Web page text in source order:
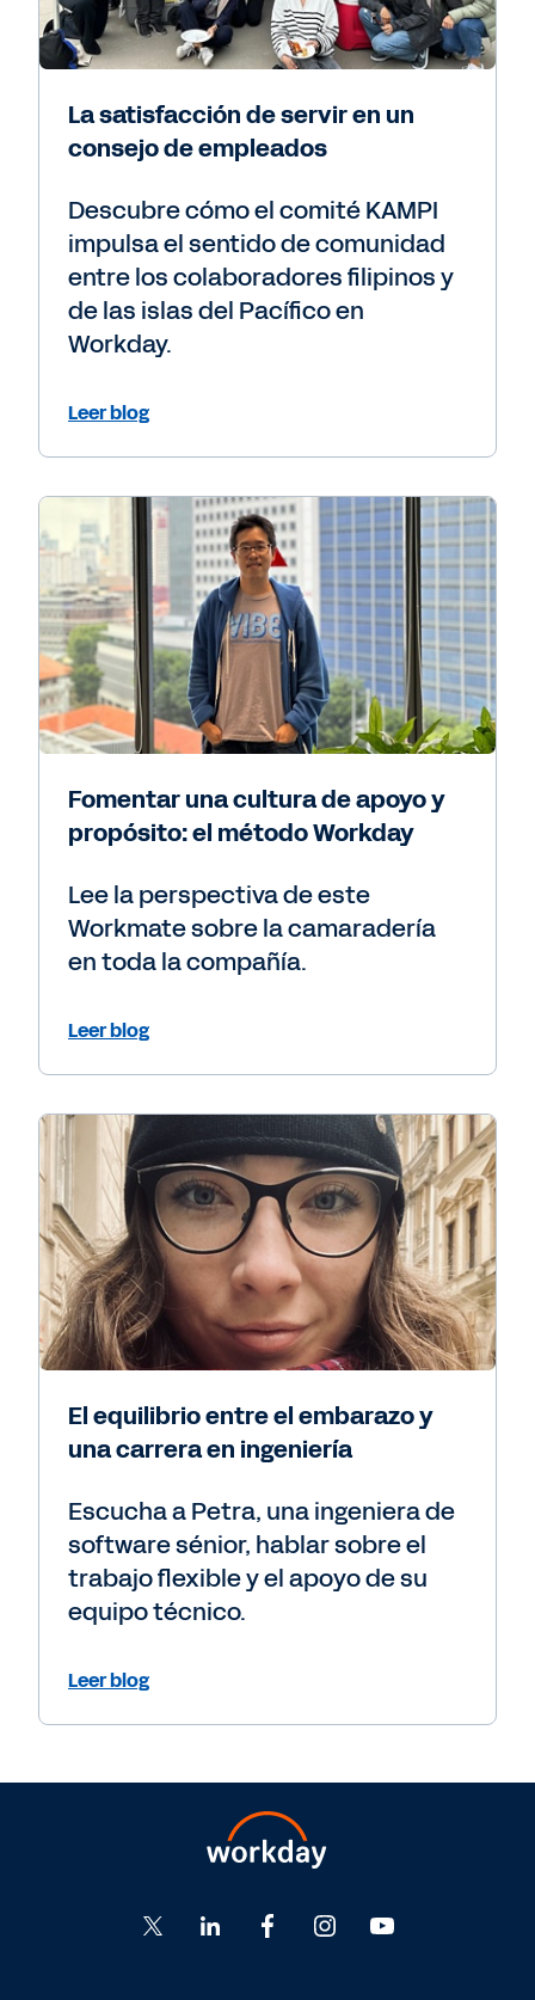
La satisfacción de servir en un
consejo de empleados
Descubre cómo el comité KAMPI
impulsa el sentido de comunidad
entre los colaboradores filipinos y
de las islas del Pacífico en
Workday.
Leer blog
Fomentar una cultura de apoyo y
propósito: el método Workday
Lee la perspectiva de este
Workmate sobre la camaradería
en toda la compañía.
Leer blog
El equilibrio entre el embarazo y
una carrera en ingeniería
Escucha a Petra, una ingeniera de
software sénior, hablar sobre el
trabajo flexible y el apoyo de su
equipo técnico.
Leer blog